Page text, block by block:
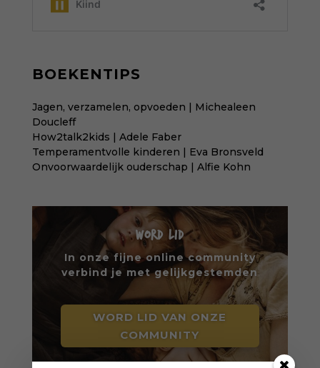
BOEKENTIPS
Jagen, verzamelen, opvoeden | Michealeen
Doucleff
How2talk2kids | Adele Faber
Temperamentvolle kinderen | Eva Bronsveld
Onvoorwaardelijk ouderschap | Alfie Kohn
WORD LID
In onze fijne online community
verbind je met gelijkgestemden
WORD LID VAN ONZE
COMMUNITY